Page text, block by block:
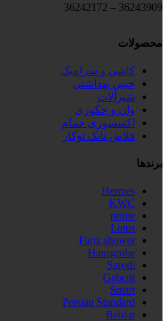
36243909 – 36242172
محصولات
کاشی و سرامیک
چینی بهداشتی
شیرآلات
وان و جکوزی
اکسسوری حمام
فلاش تانک توکار
برندها
Hermes
KWC
prime
Lotus
Fariz shower
Hansgrobe
Sarodi
Geberit
Smart
Persian Standard
Behfar